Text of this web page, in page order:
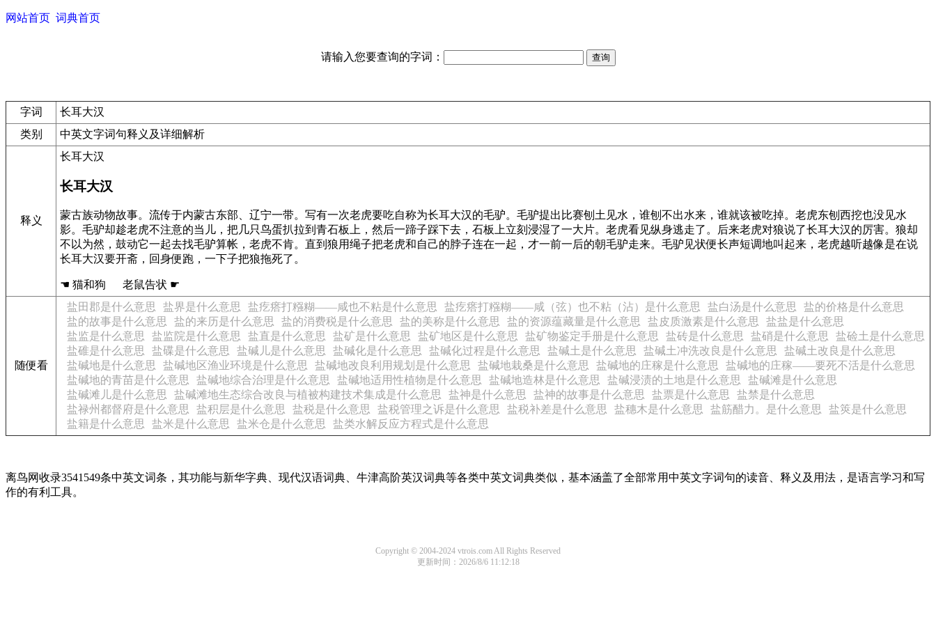
网站首页 词典首页
请输入您要查询的字词：
字词
长耳大汉
类别
中英文字词句释义及详细解析
释义
长耳大汉
长耳大汉
蒙古族动物故事。流传于内蒙古东部、辽宁一带。写有一次老虎要吃自称为长耳大汉的毛驴。毛驴提出比赛刨土见水，谁刨不出水来，谁就该被吃掉。老虎东刨西挖也没见水
影。毛驴却趁老虎不注意的当儿，把几只鸟蛋扒拉到青石板上，然后一蹄子踩下去，石板上立刻浸湿了一大片。老虎看见纵身逃走了。后来老虎对狼说了长耳大汉的厉害。狼却
不以为然，鼓动它一起去找毛驴算帐，老虎不肯。直到狼用绳子把老虎和自己的脖子连在一起，才一前一后的朝毛驴走来。毛驴见状便长声短调地叫起来，老虎越听越像是在说
长耳大汉要开斋，回身便跑，一下子把狼拖死了。
☚ 猫和狗 老鼠告状 ☛
随便看
盐田郡是什么意思 盐界是什么意思 盐疙瘩打糨糊——咸也不粘是什么意思 盐疙瘩打糨糊——咸（弦）也不粘（沾）是什么意思 盐白汤是什么意思
盐的价格是什么意思
盐的故事是什么意思
盐的来历是什么意思 盐的消费税是什么意思 盐的美称是什么意思 盐的资源蕴藏量是什么意思 盐皮质激素是什么意思
盐盐是什么意思
盐监是什么意思
盐监院是什么意思 盐直是什么意思 盐矿是什么意思 盐矿地区是什么意思 盐矿物鉴定手册是什么意思 盐砖是什么意思 盐硝是什么意思
盐硷土是什么意思
盐碓是什么意思
盐碟是什么意思 盐碱儿是什么意思 盐碱化是什么意思 盐碱化过程是什么意思 盐碱土是什么意思 盐碱土冲洗改良是什么意思
盐碱土改良是什么意思
盐碱地是什么意思
盐碱地区渔业环境是什么意思 盐碱地改良利用规划是什么意思 盐碱地栽桑是什么意思 盐碱地的庄稼是什么意思
盐碱地的庄稼——要死不活是什么意思
盐碱地的青苗是什么意思
盐碱地综合治理是什么意思 盐碱地适用性植物是什么意思 盐碱地造林是什么意思 盐碱浸渍的土地是什么意思
盐碱滩是什么意思
盐碱滩儿是什么意思
盐碱滩地生态综合改良与植被构建技术集成是什么意思 盐神是什么意思 盐神的故事是什么意思 盐票是什么意思
盐禁是什么意思
盐禄州都督府是什么意思
盐积层是什么意思 盐税是什么意思 盐税管理之诉是什么意思 盐税补差是什么意思 盐穗木是什么意思 盐筋醋力。是什么意思
盐筴是什么意思
盐籍是什么意思
盐米是什么意思 盐米仓是什么意思 盐类水解反应方程式是什么意思
离鸟网收录3541549条中英文词条，其功能与新华字典、现代汉语词典、牛津高阶英汉词典等各类中英文词典类似，基本涵盖了全部常用中英文字词句的读音、释义及用法，是语言学习和写
作的有利工具。
Copyright © 2004-2024 vtrois.com All Rights Reserved
更新时间：2026/8/6 11:12:18